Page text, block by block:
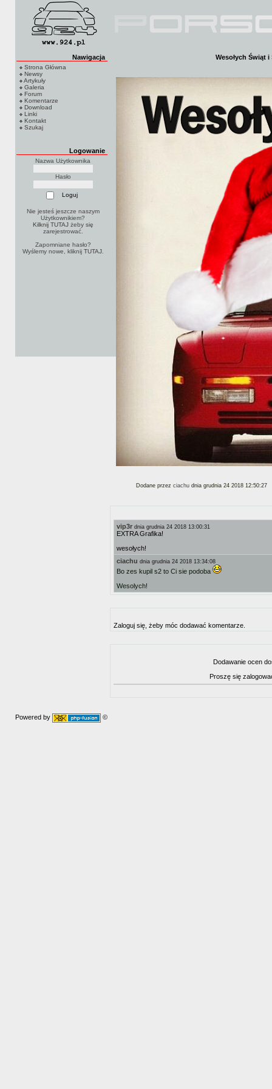
Nawigacja
Strona Główna
Newsy
Artykuły
Galeria
Forum
Komentarze
Download
Linki
Kontakt
Szukaj
Logowanie
Nazwa Użytkownika
Hasło
Nie jesteś jeszcze naszym
Użytkownikiem?
Kilknij TUTAJżeby się
zarejestrować.
Zapomniane hasło?
Wyślemy nowe, kliknij TUTAJ.
Wesołych Świąt
Dodane przez ciachu dnia grudnia 24 2018 12:50:27
vip3r dnia grudnia 24 2018 13:00:31
EXTRA Grafika!
wesołych!
ciachu dnia grudnia 24 2018 13:34:08
Bo zes kupil s2 to Ci sie podoba
Wesolych!
Zaloguj się, żeby móc dodawać komentarze.
Dodawanie ocen
Proszę się
Powered by ©